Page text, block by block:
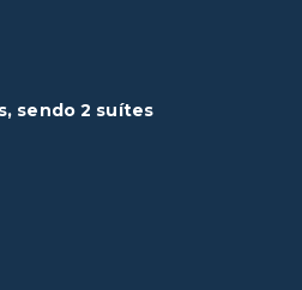
sendo 2 suítes